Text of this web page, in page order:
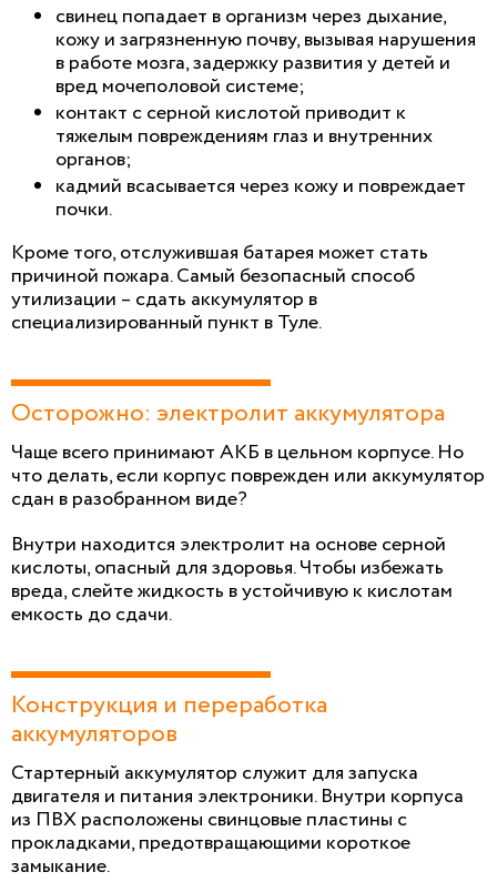
свинец попадает в организм через дыхание,
кожу и загрязненную почву, вызывая нарушения
в работе мозга, задержку развития у детей и
вред мочеполовой системе;
контакт с серной кислотой приводит к
тяжелым повреждениям глаз и внутренних
органов;
кадмий всасывается через кожу и повреждает
почки.
Кроме того, отслужившая батарея может стать
причиной пожара. Самый безопасный способ
утилизации – сдать аккумулятор в
специализированный пункт в Туле.
Осторожно: электролит аккумулятора
Чаще всего принимают АКБ в цельном корпусе. Но
что делать, если корпус поврежден или аккумулятор
сдан в разобранном виде?
Внутри находится электролит на основе серной
кислоты, опасный для здоровья. Чтобы избежать
вреда, слейте жидкость в устойчивую к кислотам
емкость до сдачи.
Конструкция и переработка
аккумуляторов
Стартерный аккумулятор служит для запуска
двигателя и питания электроники. Внутри корпуса
из ПВХ расположены свинцовые пластины с
прокладками, предотвращающими короткое
замыкание.